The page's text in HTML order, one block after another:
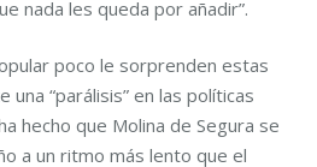
nada les queda por añadir”.
poco le sorprenden estas
“parálisis” en las políticas
hecho que Molina de Segura se
a un ritmo más lento que el